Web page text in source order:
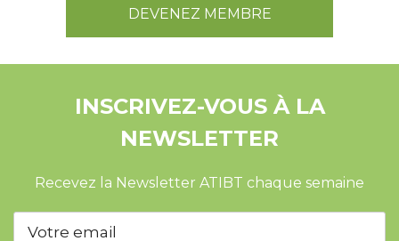
DEVENEZ MEMBRE
INSCRIVEZ-VOUS À LA
NEWSLETTER
Recevez la Newsletter ATIBT chaque semaine